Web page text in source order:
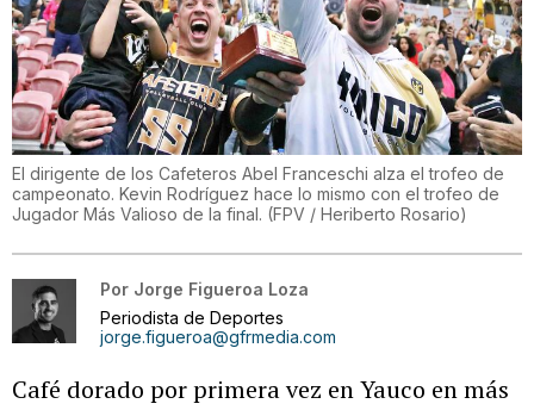
El dirigente de los Cafeteros Abel Franceschi alza el trofeo de
campeonato. Kevin Rodríguez hace lo mismo con el trofeo de
Jugador Más Valioso de la final. (FPV / Heriberto Rosario)
Por Jorge Figueroa Loza
Periodista de Deportes
jorge.figueroa@gfrmedia.com
Café dorado por primera vez en Yauco en más